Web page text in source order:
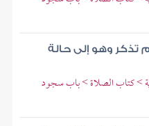
تذكر وهو إلى حالة
> كتاب الصلاة > باب سجود